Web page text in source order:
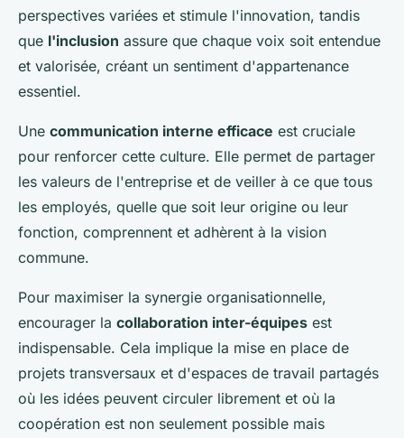
perspectives variées et stimule l'innovation, tandis
que l'inclusion assure que chaque voix soit entendue
et valorisée, créant un sentiment d'appartenance
essentiel.
Une communication interne efficace est cruciale
pour renforcer cette culture. Elle permet de partager
les valeurs de l'entreprise et de veiller à ce que tous
les employés, quelle que soit leur origine ou leur
fonction, comprennent et adhèrent à la vision
commune.
Pour maximiser la synergie organisationnelle,
encourager la collaboration inter-équipes est
indispensable. Cela implique la mise en place de
projets transversaux et d'espaces de travail partagés
où les idées peuvent circuler librement et où la
coopération est non seulement possible mais